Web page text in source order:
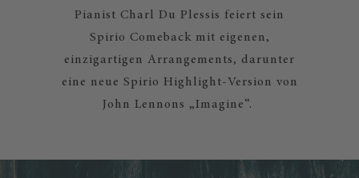
Pianist Charl Du Plessis feiert sein
Spirio Comeback mit eigenen,
einzigartigen Arrangements, darunter
eine neue Spirio Highlight-Version von
John Lennons „Imagine“.